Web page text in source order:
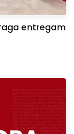
entregam